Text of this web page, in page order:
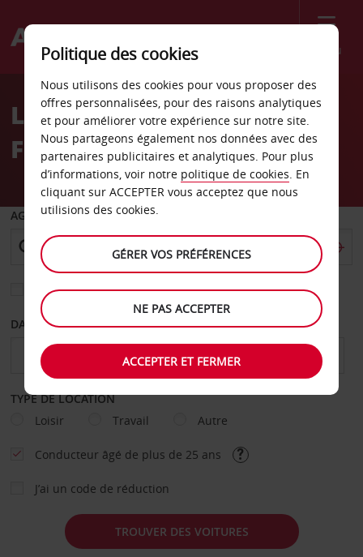
Menu
Welcome
AvisLocation de voiture
Francistown
AGENCE DE DÉPART
Sélectionnez une autre agence de retour
DATE DE DÉPART DATE DE RETOUR
TYPE DE LOCATION
Loisir
Travail Autre
Conducteur âgé de plus de 25 ans
J’ai un code de réduction
TROUVER DES VOITURES
Politique des cookies
Nous utilisons des cookies pour vous proposer des
offres personnalisées, pour des raisons analytiques
et pour améliorer votre expérience sur notre site.
Nous partageons également nos données avec des
partenaires publicitaires et analytiques. Pour plus
d’informations, voir notre politique de cookies. En
cliquant sur ACCEPTER vous acceptez que nous
utilisions des cookies.
GÉRER VOS PRÉFÉRENCES
NE PAS ACCEPTER
ACCEPTER ET FERMER